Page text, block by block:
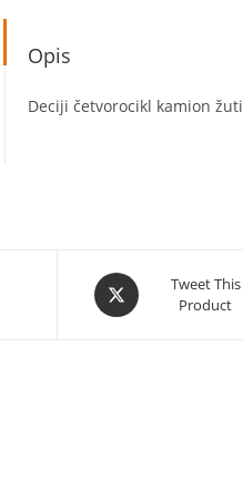
Opis
Deciji četvorocikl kamion žuti
Opens
in
Tweet This
Product